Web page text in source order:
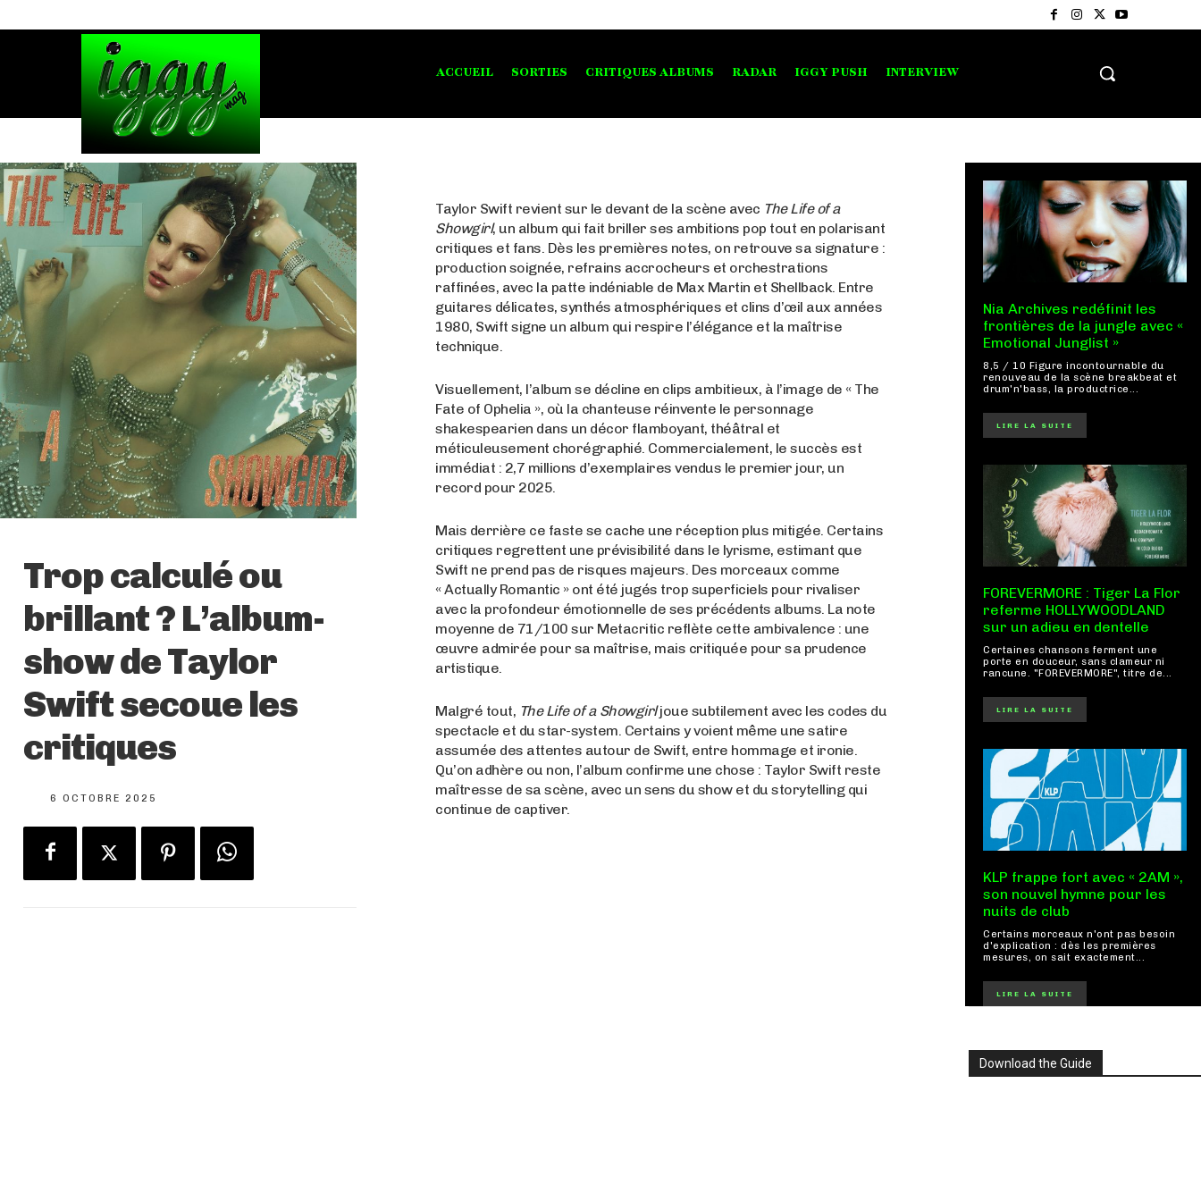
ACCUEIL SORTIES CRITIQUES ALBUMS RADAR IGGY PUSH INTERVIEW
Trop calculé ou
brillant ? L’album-
show de Taylor
Swift secoue les
critiques
6 OCTOBRE 2025
Taylor Swift revient sur le devant de la scène avec The Life of a
Showgirl, un album qui fait briller ses ambitions pop tout en polarisant
critiques et fans. Dès les premières notes, on retrouve sa signature :
production soignée, refrains accrocheurs et orchestrations
raffinées, avec la patte indéniable de Max Martin et Shellback. Entre
guitares délicates, synthés atmosphériques et clins d’œil aux années
1980, Swift signe un album qui respire l’élégance et la maîtrise
technique.
Visuellement, l’album se décline en clips ambitieux, à l’image de « The
Fate of Ophelia », où la chanteuse réinvente le personnage
shakespearien dans un décor flamboyant, théâtral et
méticuleusement chorégraphié. Commercialement, le succès est
immédiat : 2,7 millions d’exemplaires vendus le premier jour, un
record pour 2025.
Mais derrière ce faste se cache une réception plus mitigée. Certains
critiques regrettent une prévisibilité dans le lyrisme, estimant que
Swift ne prend pas de risques majeurs. Des morceaux comme
« Actually Romantic » ont été jugés trop superficiels pour rivaliser
avec la profondeur émotionnelle de ses précédents albums. La note
moyenne de 71/100 sur Metacritic reflète cette ambivalence : une
œuvre admirée pour sa maîtrise, mais critiquée pour sa prudence
artistique.
Malgré tout, The Life of a Showgirljoue subtilement avec les codes du
spectacle et du star-system. Certains y voient même une satire
assumée des attentes autour de Swift, entre hommage et ironie.
Qu’on adhère ou non, l’album confirme une chose : Taylor Swift reste
maîtresse de sa scène, avec un sens du show et du storytelling qui
continue de captiver.
Nia Archives redéfinit les
frontières de la jungle avec «
Emotional Junglist »
8,5 / 10 Figure incontournable du
renouveau de la scène breakbeat et
drum'n'bass, la productrice...
LIRE LA SUITE
FOREVERMORE : Tiger La Flor
referme HOLLYWOODLAND
sur un adieu en dentelle
Certaines chansons ferment une
porte en douceur, sans clameur ni
rancune. "FOREVERMORE", titre de...
LIRE LA SUITE
KLP frappe fort avec « 2AM »,
son nouvel hymne pour les
nuits de club
Certains morceaux n'ont pas besoin
d'explication : dès les premières
mesures, on sait exactement...
LIRE LA SUITE
Download the Guide